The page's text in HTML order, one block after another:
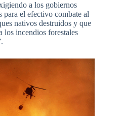
a los gobiernos
para el efectivo combate al
nativos destruidos y que
los incendios forestales